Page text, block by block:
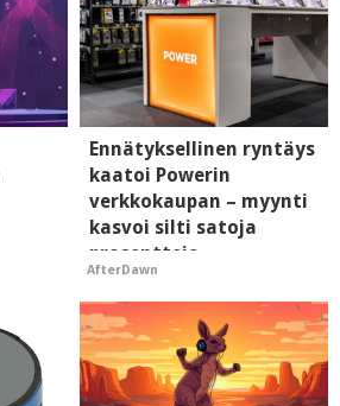
Ennätyksellinen ryntäys
kaatoi Powerin
verkkokaupan – myynti
kasvoi silti satoja
prosentteja
AfterDawn